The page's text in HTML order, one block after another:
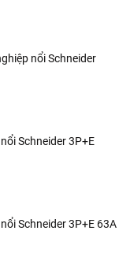
nổi Schneider
Schneider 3P+E
Schneider 3P+E 63A